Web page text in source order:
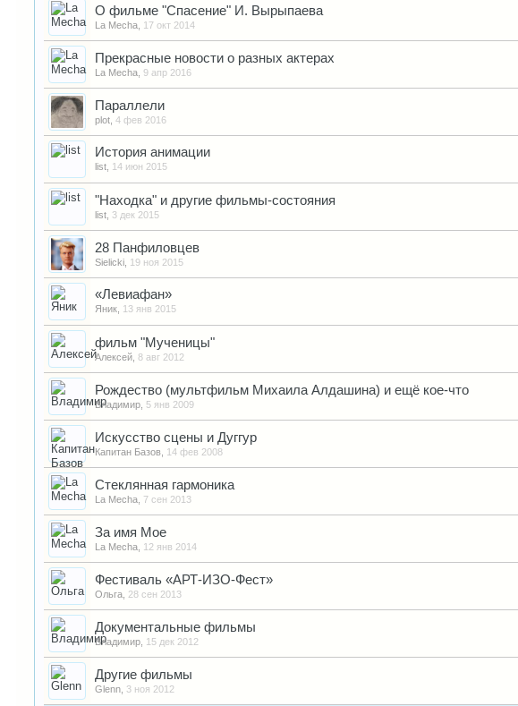
О фильме "Спасение" И. Вырыпаева
La Mecha 17 окт 2014
Прекрасные новости о разных актерах
La Mecha ,9 апр 2016
Параллели
plot ,4 фев 2016
История анимации
list 14 июн 2015
"Находка" и другие фильмы-состояния
list 3 дек 2015
28 Панфиловцев
Sielicki 19 ноя 2015
«Левиафан»
Яник 13 янв 2015
фильм "Мученицы"
Алексей ,8 авг 2012
Рождество (мультфильм Михаила Алдашина) и ещё кое-что
Владимир 5 янв 2009
Искусство сцены и Дуггур
Капитан Базов 14 фев 2008
Стеклянная гармоника
La Mecha 7 сен 2013
За имя Мое
La Mecha 12 янв 2014
Фестиваль «АРТ-ИЗО-Фест»
Ольга 28 сен 2013
Документальные фильмы
Владимир 15 дек 2012
Другие фильмы
Glenn 3 ноя 2012